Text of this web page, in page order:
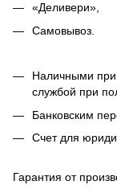
«Деливери»,
Самовывоз.
Наличными при
службой при
Банковским
Счет для
Гарантия от